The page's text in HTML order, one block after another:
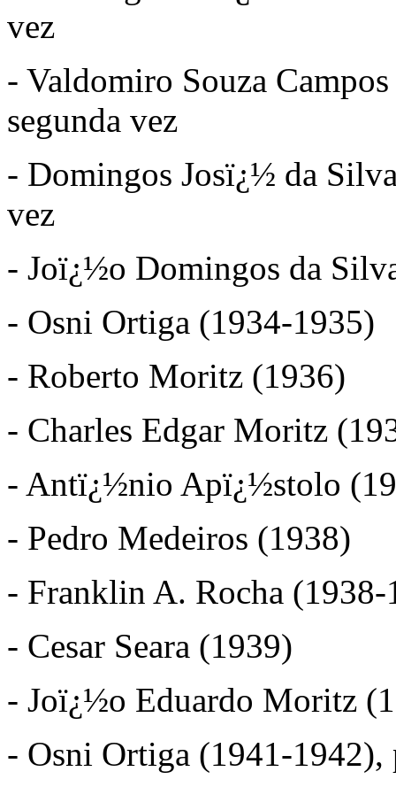
vez
- Valdomiro Souza
segunda vez
- Domingos Josï¿½ da
vez
- Joï¿½o Domingos da
- Osni Ortiga (1934-1935)
- Roberto Moritz (1936)
- Charles Edgar Moritz
- Antï¿½nio Apï¿½stolo
- Pedro Medeiros (1938)
- Franklin A. Rocha (1938-
- Cesar Seara (1939)
- Joï¿½o Eduardo Moritz
- Osni Ortiga (1941-1942),